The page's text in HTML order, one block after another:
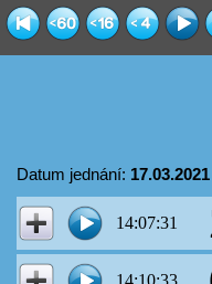
Datum jednání: 17.03.2021
14:07:31
14:10:33